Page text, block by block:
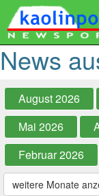
News
August 2026
Mai 2026
Februar 2026
weitere Monate